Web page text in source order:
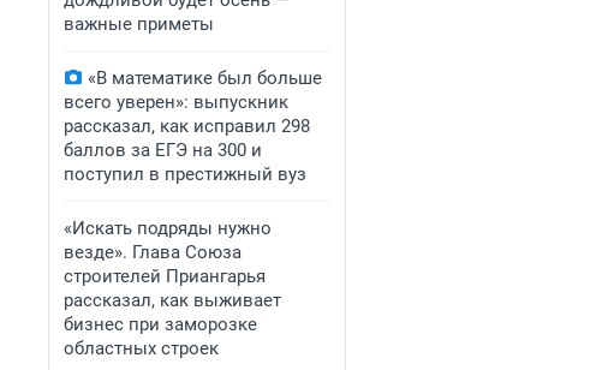
важные приметы
«В математике был больше
всего уверен»: выпускник
рассказал, как исправил 298
баллов за ЕГЭ на 300 и
поступил в престижный вуз
«Искать подряды нужно
везде». Глава Союза
строителей Приангарья
рассказал, как выживает
бизнес при заморозке
областных строек